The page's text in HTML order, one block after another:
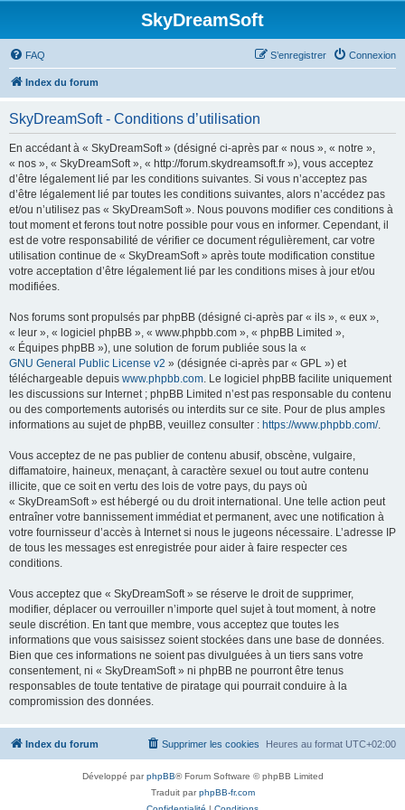
SkyDreamSoft
FAQ Connexion
S’enregistrer
Index du forum
SkyDreamSoft - Conditions d’utilisation
En accédant à « SkyDreamSoft » (désigné ci-après par « nous », « notre »,
« nos », « SkyDreamSoft », « http://forum.skydreamsoft.fr »), vous acceptez
d’être légalement lié par les conditions suivantes. Si vous n’acceptez pas
d’être légalement lié par toutes les conditions suivantes, alors n’accédez pas
et/ou n’utilisez pas « SkyDreamSoft ». Nous pouvons modifier ces conditions à
tout moment et ferons tout notre possible pour vous en informer. Cependant, il
est de votre responsabilité de vérifier ce document régulièrement, car votre
utilisation continue de « SkyDreamSoft » après toute modification constitue
votre acceptation d’être légalement lié par les conditions mises à jour et/ou
modifiées.
Nos forums sont propulsés par phpBB (désigné ci-après par « ils », « eux »,
« leur », « logiciel phpBB », « www.phpbb.com », « phpBB Limited »,
« Équipes phpBB »), une solution de forum publiée sous la «
GNU General Public License v2 » (désignée ci-après par « GPL ») et
téléchargeable depuis www.phpbb.com. Le logiciel phpBB facilite uniquement
les discussions sur Internet ; phpBB Limited n’est pas responsable du contenu
ou des comportements autorisés ou interdits sur ce site. Pour de plus amples
informations au sujet de phpBB, veuillez consulter : https://www.phpbb.com/.
Vous acceptez de ne pas publier de contenu abusif, obscène, vulgaire,
diffamatoire, haineux, menaçant, à caractère sexuel ou tout autre contenu
illicite, que ce soit en vertu des lois de votre pays, du pays où
« SkyDreamSoft » est hébergé ou du droit international. Une telle action peut
entraîner votre bannissement immédiat et permanent, avec une notification à
votre fournisseur d’accès à Internet si nous le jugeons nécessaire. L’adresse IP
de tous les messages est enregistrée pour aider à faire respecter ces
conditions.
Vous acceptez que « SkyDreamSoft » se réserve le droit de supprimer,
modifier, déplacer ou verrouiller n’importe quel sujet à tout moment, à notre
seule discrétion. En tant que membre, vous acceptez que toutes les
informations que vous saisissez soient stockées dans une base de données.
Bien que ces informations ne soient pas divulguées à un tiers sans votre
consentement, ni « SkyDreamSoft » ni phpBB ne pourront être tenus
responsables de toute tentative de piratage qui pourrait conduire à la
compromission des données.
Index du forum Heures au format UTC+02:00
Supprimer les cookies
Développé parphpBB® Forum Software © phpBB Limited
Traduit parphpBB-fr.com